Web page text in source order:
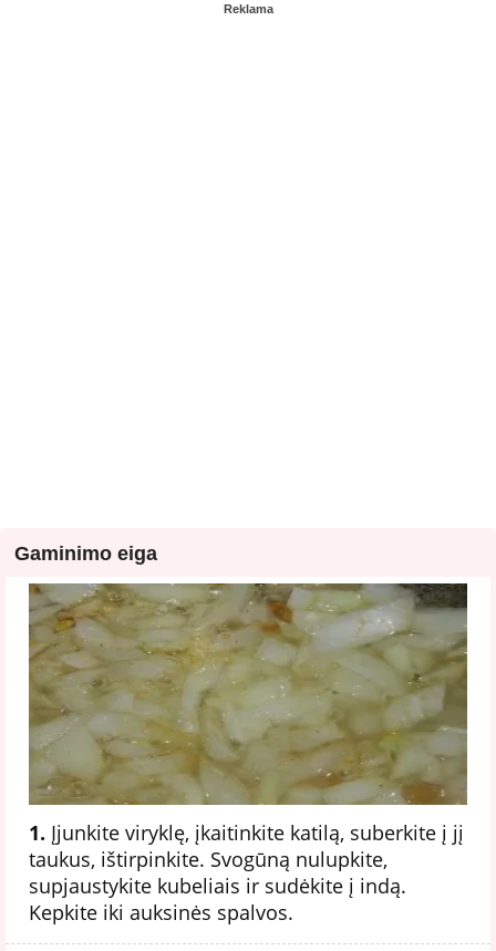
Reklama
Gaminimo eiga
1. Įjunkite viryklę, įkaitinkite katilą, suberkite į jį
taukus, ištirpinkite. Svogūną nulupkite,
supjaustykite kubeliais ir sudėkite į indą.
Kepkite iki auksinės spalvos.